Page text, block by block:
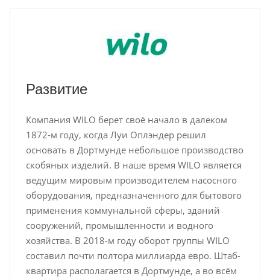
Развитие
Компания WILO берет своё начало в далеком
1872-м году, когда Луи Оплэндер решил
основать в Дортмунде небольшое производство
скобяных изделий. В наше время WILO является
ведущим мировым производителем насосного
оборудования, предназначенного для бытового
применения коммунальной сферы, зданий
сооружений, промышленности и водного
хозяйства. В 2018-м году оборот группы WILO
составил почти полтора миллиарда евро. Штаб-
квартира располагается в Дортмунде, а во всём